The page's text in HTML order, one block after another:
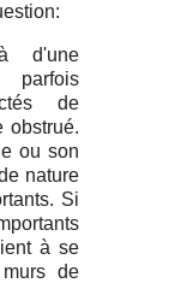
d'une
parfois
de
obstrué.
ou son
nature
Si
à se
de